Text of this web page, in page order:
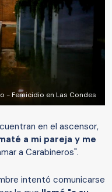
- Femicidio en Las Condes
en el ascensor,
a mi pareja y me
a Carabineros".
intentó comunicarse